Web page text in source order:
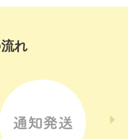
れ